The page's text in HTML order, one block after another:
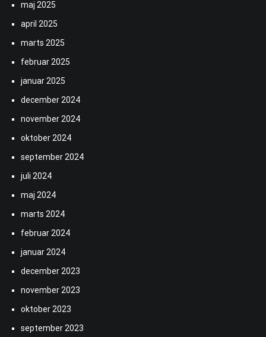
maj 2025
april 2025
marts 2025
februar 2025
januar 2025
december 2024
november 2024
oktober 2024
september 2024
juli 2024
maj 2024
marts 2024
februar 2024
januar 2024
december 2023
november 2023
oktober 2023
september 2023